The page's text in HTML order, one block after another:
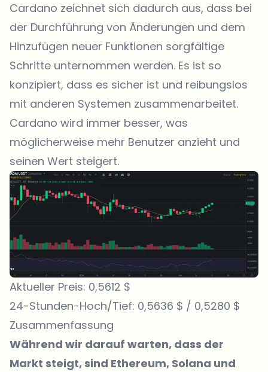
Cardano zeichnet sich dadurch aus, dass bei
der Durchführung von Änderungen und dem
Hinzufügen neuer Funktionen sorgfältige
Schritte unternommen werden. Es ist so
konzipiert, dass es sicher ist und reibungslos
mit anderen Systemen zusammenarbeitet.
Cardano wird immer besser, was
möglicherweise mehr Benutzer anzieht und
seinen Wert steigert.
Aktueller Preis: 0,5612 $
24-Stunden-Hoch/Tief: 0,5636 $ / 0,5280 $
Zusammenfassung
Während wir darauf warten, dass der
Markt steigt, sind Ethereum, Solana und